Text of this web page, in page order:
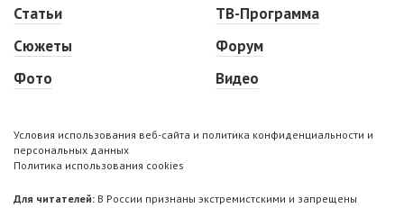
Статьи
Сюжеты
Фото
ТВ-Программа
Форум
Видео
Условия использования веб-сайта и политика конфиденциальности и
персональных данных
Политика использования cookies
Для читателей: В России признаны экстремистскими и запрещены